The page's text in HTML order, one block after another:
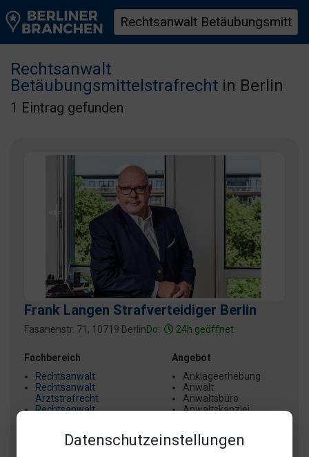
Datenschutzeinstellungen
Rechtsanwalt
Betäubungsmittelstrafrecht in Berlin
1 Eintrag gefunden
Frank Langen Strafverteidiger Berlin
Fasanenstr. 71, 10719 BerlinDo: 24h geöffnet
Fachbereich
Rechtsanwalt
Rechtsanwalt
Arztstrafrecht
Rechtsanwalt
Insolvenzrecht
Angebot
Anklageerhebung
Anwalt
Anwaltsbüro
Anwaltskanzlei
+ 62 weitere